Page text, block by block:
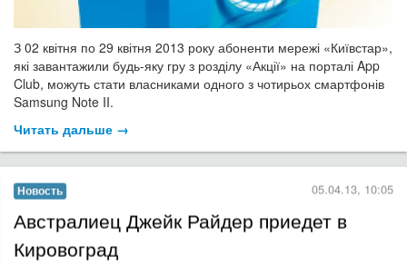
З 02 квітня по 29 квітня 2013 року абоненти мережі «Київстар»,
які завантажили будь-яку гру з розділу «Акції» на порталі App
Club, можуть стати власниками одного з чотирьох смартфонів
Samsung Note II.
Читать дальше →
Новость 05.04.13, 10:05
Австралиец Джейк Райдер приедет в
Кировоград